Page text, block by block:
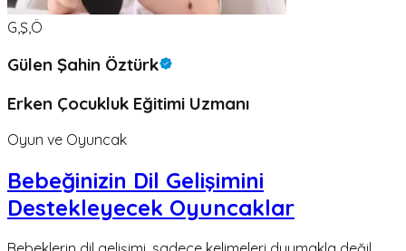
G,Ş,Ö
Gülen Şahin Öztürk
Erken Çocukluk Eğitimi Uzmanı
Oyun ve Oyuncak
Bebeğinizin Dil Gelişimini
Destekleyecek Oyuncaklar